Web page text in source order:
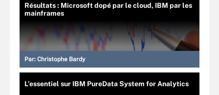
Résultats : Microsoft dopé par le cloud, IBM par les
mainframes
Par: Christophe Bardy
L’essentiel sur IBM PureData System for Analytics